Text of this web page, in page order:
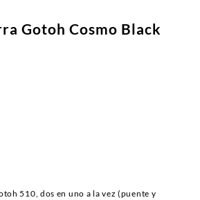
Gotoh Cosmo Black
510, dos en uno a la vez (puente y